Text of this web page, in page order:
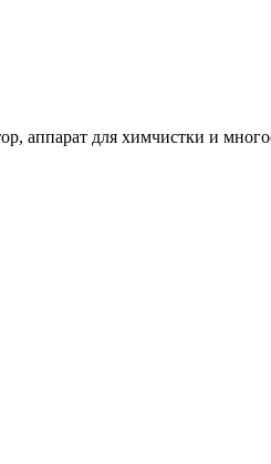
аппарат для химчистки и